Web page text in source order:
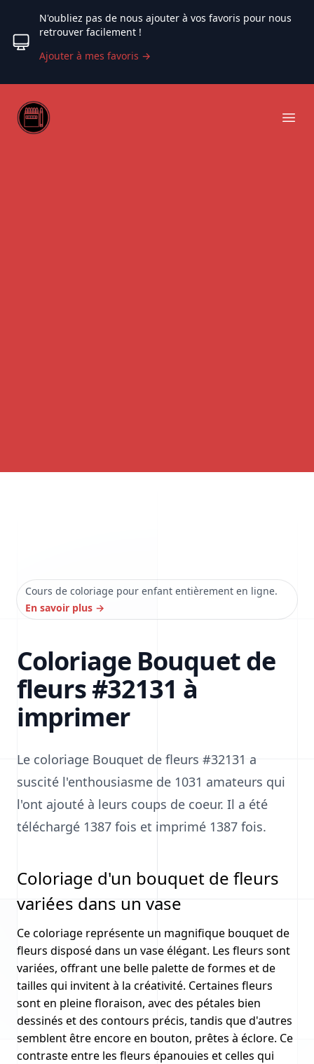
N'oubliez pas de nous ajouter à vos favoris pour nous
retrouver facilement !
Ajouter à mes favoris →
Web coloriage
Cours de coloriage pour enfant entièrement en ligne.
En savoir plus →
Coloriage Bouquet de
fleurs #32131 à
imprimer
Le coloriage Bouquet de fleurs #32131 a
suscité l'enthousiasme de 1031 amateurs qui
l'ont ajouté à leurs coups de coeur. Il a été
téléchargé 1387 fois et imprimé 1387 fois.
Coloriage d'un bouquet de fleurs
variées dans un vase
Ce coloriage représente un magnifique bouquet de
fleurs disposé dans un vase élégant. Les fleurs sont
variées, offrant une belle palette de formes et de
tailles qui invitent à la créativité. Certaines fleurs
sont en pleine floraison, avec des pétales bien
dessinés et des contours précis, tandis que d'autres
semblent être encore en bouton, prêtes à éclore. Ce
contraste entre les fleurs épanouies et celles qui